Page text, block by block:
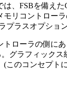
、FSBを備え
リコントロー
プラスオプショ
ローラの側に
グラフィック
このコンセプト